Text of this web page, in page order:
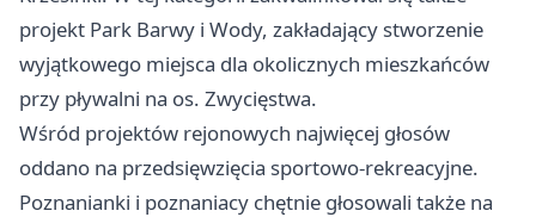
projekt Park Barwy i Wody, zakładający stworzenie
wyjątkowego miejsca dla okolicznych mieszkańców
przy pływalni na os. Zwycięstwa.
Wśród projektów rejonowych najwięcej głosów
oddano na przedsięwzięcia sportowo-rekreacyjne.
Poznanianki i poznaniacy chętnie głosowali także na